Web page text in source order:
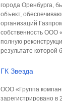
города Оренбурга,
объект,
организаций
собственность ООО
полную
результате
ГК Звезда
ООО «Группа
зарегистрировано в